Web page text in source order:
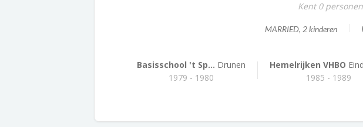
Kent 0 personen
MARRIED, 2 kinderen
Basisschool 't Sp... Drunen
1979 - 1980
Hemelrijken VHBO
1985 - 1989